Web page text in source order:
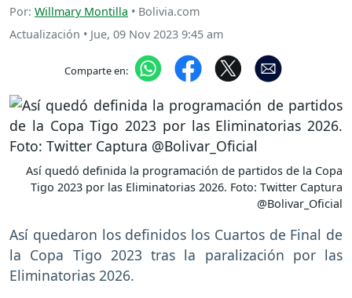
Por: Willmary Montilla • Bolivia.com
Actualización • Jue, 09 Nov 2023 9:45 am
Comparte en:
Así quedó definida la programación de partidos de la Copa
Tigo 2023 por las Eliminatorias 2026. Foto: Twitter Captura
@Bolivar_Oficial
Así quedaron los definidos los Cuartos de Final de
la Copa Tigo 2023 tras la paralización por las
Eliminatorias 2026.